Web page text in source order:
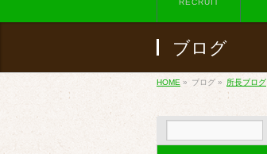
RECRUIT
ブログ
HOME » ブログ » 所長ブログ